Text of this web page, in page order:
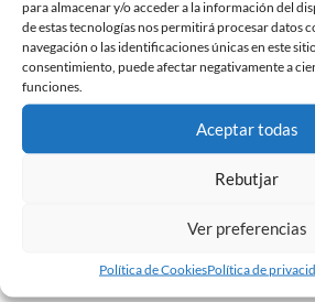
para almacenar y/o acceder a la información del
de estas tecnologías nos permitirá procesar datos
navegación o las identificaciones únicas en este
consentimiento, puede afectar negativamente a
funciones.
Aceptar todas
Rebutjar
Ver preferencias
Política de CookiesPolítica de